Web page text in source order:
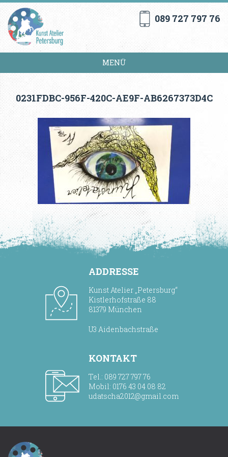
089 727 797 76
MENÜ
0231FDBC-956F-420C-AE9F-AB6267373D4C
ADDRESSE
Kunst Atelier „Petersburg“
Kistlerhofstraße 88
81379 München
U3 Aidenbachstraße
KONTAKT
Tel.: 089 727 797 76
Mobil: 0176 43 04 08 82
udatscha2012@gmail.com